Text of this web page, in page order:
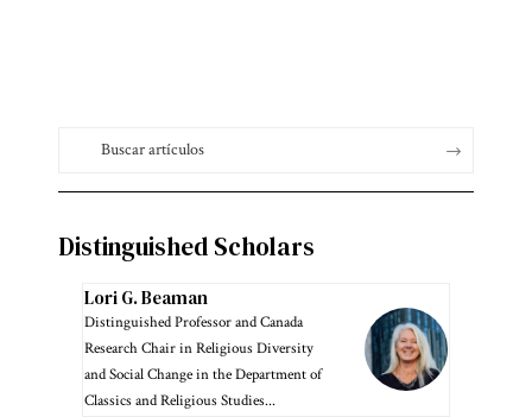
Distinguished Scholars
Lori G. Beaman
Distinguished Professor and Canada
Research Chair in Religious Diversity
and Social Change in the Department of
Classics and Religious Studies...